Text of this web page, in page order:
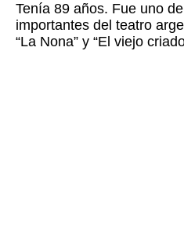
Tenía 89 años. Fue uno
importantes del teatro
“La Nona” y “El viejo